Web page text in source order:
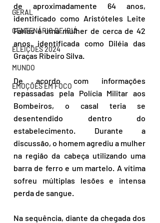
GERAL
CENTENÁRIO DE IBIÁ
ELEIÇÕES 2024
MUNDO
EMOÇÕES EM FOCO
de aproximadamente 64 anos,
identificado como Aristóteles Leite
Farias e uma mulher de cerca de 42
anos, identificada como Diléia das
Graças Ribeiro Silva.
De acordo com informações
repassadas pela Polícia Militar aos
Bombeiros, o casal teria se
desentendido dentro do
estabelecimento. Durante a
discussão, o homem agrediu a mulher
na região da cabeça utilizando uma
barra de ferro e um martelo. A vítima
sofreu múltiplas lesões e intensa
perda de sangue.
Na sequência, diante da chegada dos